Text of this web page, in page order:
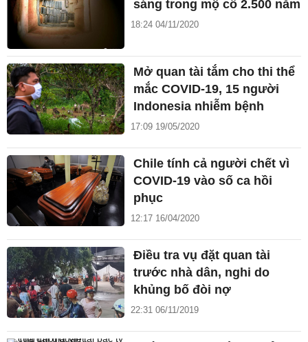
sáng trong mộ cổ 2.500 năm
18:24 04/11/2020
Mở quan tài tắm cho thi thể
mắc COVID-19, 15 người
Indonesia nhiễm bệnh
17:09 19/05/2020
Chile tính cả người chết vì
COVID-19 vào số ca hồi
phục
12:17 16/04/2020
Điều tra vụ đặt quan tài
trước nhà dân, nghi do
khủng bố đòi nợ
22:31 06/11/2019